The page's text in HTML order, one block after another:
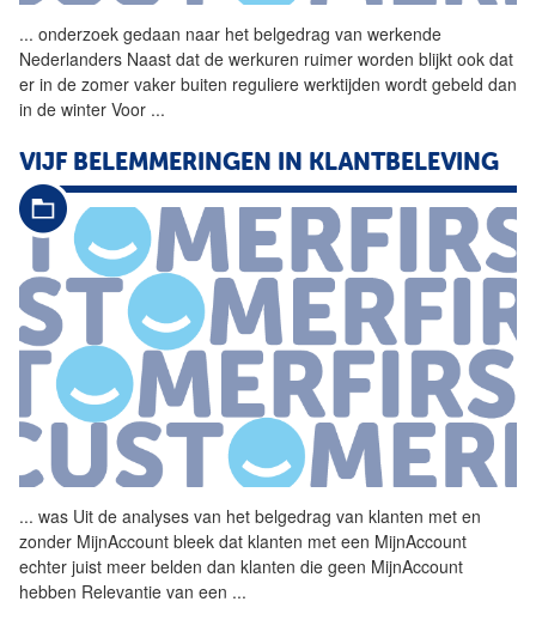
... onderzoek gedaan naar het belgedrag van werkende
Nederlanders Naast dat de werkuren ruimer worden blijkt ook dat
er in de zomer vaker buiten reguliere werktijden wordt gebeld dan
in de winter Voor ...
VIJF BELEMMERINGEN IN KLANTBELEVING
... was Uit de analyses van het belgedrag van klanten met en
zonder MijnAccount bleek dat klanten met een MijnAccount
echter juist meer belden dan klanten die geen MijnAccount
hebben Relevantie van een ...